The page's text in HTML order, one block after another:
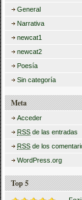
General
Narrativa
newcat1
newcat2
Poesía
Sin categoría
Meta
Acceder
RSS de las entradas
RSS de los
WordPress.org
Top 5